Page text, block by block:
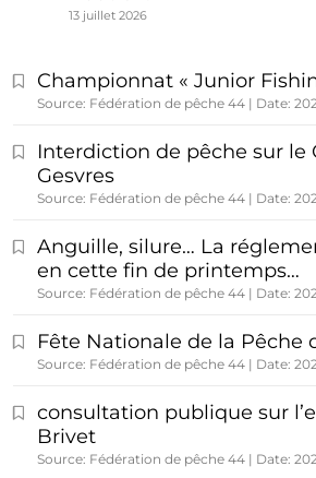
13 juillet 2026
Championnat « Junior
Source: Fédération de pêche 44 Date:
Interdiction de pêche sur le
Gesvres
Source: Fédération de pêche 44 Date:
Anguille, silure… La
en cette fin de printemps…
Source: Fédération de pêche 44 Date:
Fête Nationale de la Pêche
Source: Fédération de pêche 44 Date:
consultation publique sur
Brivet
Source: Fédération de pêche 44 Date: